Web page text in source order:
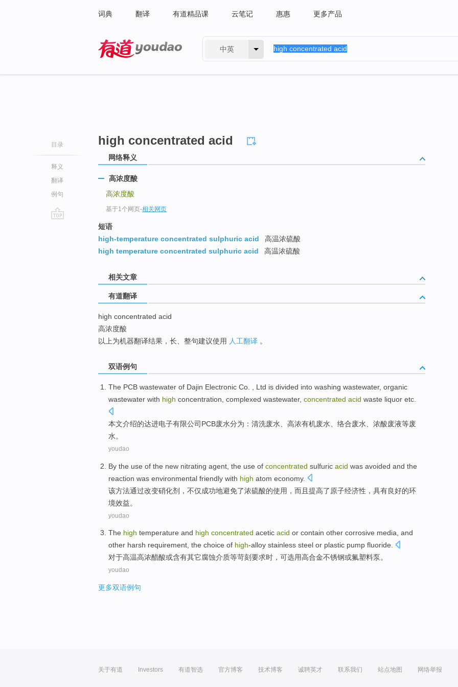
词典 翻译 有道精品课 云笔记 惠惠 更多产品
中英
目录
释义
翻译
例句
high concentrated acid
网络释义
高浓度酸
高浓度酸
基于1个网页-相关网页
短语
high-temperature concentrated sulphuric acid
高温浓硫酸
high temperature concentrated sulphuric acid
高温浓硫酸
相关文章
有道翻译
high concentrated acid
高浓度酸
以上为机器翻译结果，长、整句建议使用 人工翻译 。
双语例句
The PCB wastewater of Dajin Electronic Co . , Ltd is divided into washing wastewater, organic
wastewater with high concentration complexed wastewater, concentrated acid waste liquor etc
本文介绍的达进电子有限公司 PCB废水分为 ： 清洗废水、 高浓有机废水、 络合废水、 浓酸废液等废
水。
youdao
By the use of the new nitrating agent the use of concentrated sulfuric acid was avoided and the
reaction was environmental friendly with high atom economy.
该方法通过改变硝化剂 ，不仅成功地避免了浓硫酸的使用 ， 而且 提高了 原子经济性， 具有良好的环
境效益。
youdao
The high temperature and high concentrated acetic acid or contain other corrosive media, and
other harsh requirement, the choice of high-alloy stainless steel or plastic pump fluoride.
对于高温高浓醋酸或含有其它腐蚀介质等苛刻要求时，可选用高合金不锈钢或氟塑料泵。
youdao
更多双语例句
关于有道 Investors 有道智选 官方博客 技术博客 诚聘英才 联系我们 站点地图 网络举报